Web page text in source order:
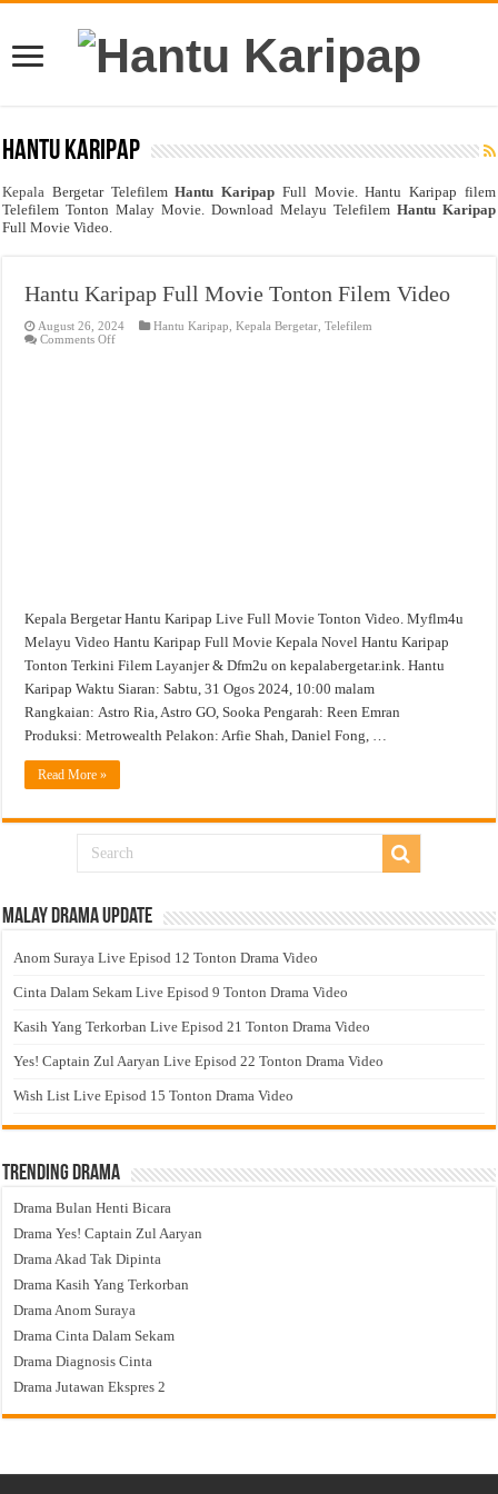
Hantu Karipap
Kepala Bergetar TelefilemHantu Karipap Full Movie. Hantu Karipap filem
Telefilem Tonton Malay Movie. Download Melayu Telefilem Hantu Karipap
Full Movie Video.
Hantu Karipap Full Movie Tonton Filem Video
August 26, 2024 Hantu Karipap ,Kepala Bergetar ,Telefilem
Comments Offon
Kepala Bergetar Hantu Karipap Live Full Movie Tonton Video. Myflm4u
Melayu Video Hantu Karipap Full Movie Kepala Novel Hantu Karipap
Tonton Terkini Filem Layanjer & Dfm2u on kepalabergetar.ink. Hantu
Karipap Waktu Siaran: Sabtu, 31 Ogos 2024, 10:00 malam
Rangkaian: Astro Ria, Astro GO, Sooka Pengarah: Reen Emran
Produksi: Metrowealth Pelakon: Arfie Shah, Daniel Fong, …
Read More »
Malay Drama Update
Anom Suraya Live Episod 12 Tonton Drama Video
Cinta Dalam Sekam Live Episod 9 Tonton Drama Video
Kasih Yang Terkorban Live Episod 21 Tonton Drama Video
Yes! Captain Zul Aaryan Live Episod 22 Tonton Drama Video
Wish List Live Episod 15 Tonton Drama Video
Trending Drama
Drama Bulan Henti Bicara
Drama Yes! Captain Zul Aaryan
Drama Akad Tak Dipinta
Drama Kasih Yang Terkorban
Drama Anom Suraya
Drama Cinta Dalam Sekam
Drama Diagnosis Cinta
Drama Jutawan Ekspres 2